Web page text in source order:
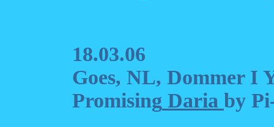
18.03.06
Goes, NL, Dommer I
Promising Daria by